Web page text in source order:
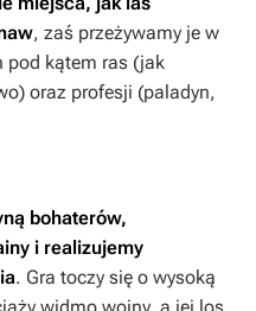
, zaś przeżywamy je w
pod kątem ras (jak
oraz profesji (paladyn,
bohaterów,
i realizujemy
. Gra toczy się o wysoką